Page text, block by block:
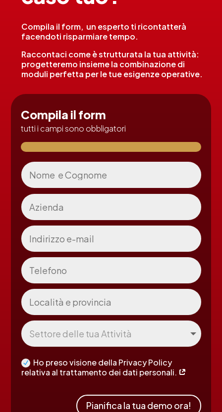
Compila il form, un esperto ti ricontatterà
facendoti risparmiare tempo.
Raccontaci come è strutturata la tua attività:
progetteremo insieme la combinazione di
moduli perfetta per le tue esigenze operative.
Compila il form
Ho preso visione della Privacy Policy
relativa al trattamento dei dati personali.
Pianifica la tua demo ora!